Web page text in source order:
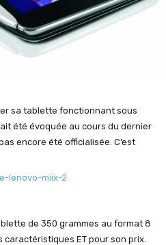
sa tablette fonctionnant sous
été évoquée au cours du dernier
encore été officialisée. C’est
de 350 grammes au format 8
ET pour son prix.